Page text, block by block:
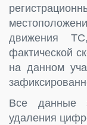
движения
фактической
на данном
Все данные
удаления